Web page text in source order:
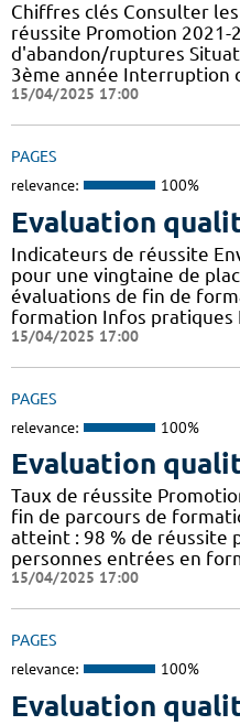
Chiffres clés Consulter
réussite Promotion 2021-
d'abandon/ruptures
3ème année Interruption
15/04/2025 17:00
PAGES
relevance: 100%
Evaluation
Indicateurs de réussite
pour une vingtaine de
évaluations de fin de
formation Infos pratiques
15/04/2025 17:00
PAGES
relevance: 100%
Evaluation
Taux de réussite
fin de parcours de
atteint : 98 % de réussite
personnes entrées en
15/04/2025 17:00
PAGES
relevance: 100%
Evaluation